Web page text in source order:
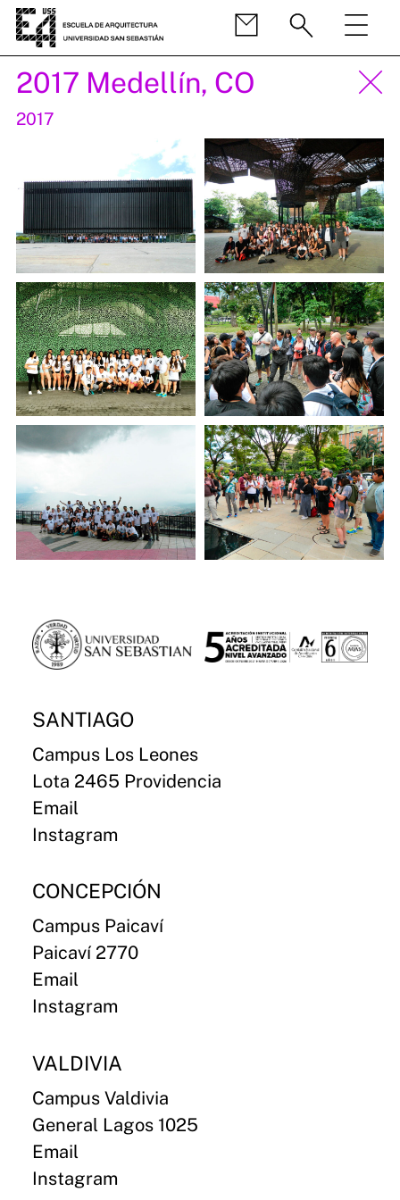
2017 Medellín, CO
2017
SANTIAGO
Campus Los Leones
Lota 2465 Providencia
Email
Instagram
CONCEPCIÓN
Campus Paicaví
Paicaví 2770
Email
Instagram
VALDIVIA
Campus Valdivia
General Lagos 1025
Email
Instagram